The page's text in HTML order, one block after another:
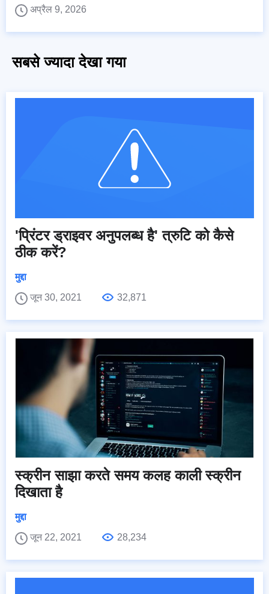
अप्रैल 9, 2026
सबसे ज्यादा देखा गया
'प्रिंटर ड्राइवर अनुपलब्ध है' त्रुटि को कैसे
ठीक करें?
मुद्दा
जून 30, 2021
32,871
स्क्रीन साझा करते समय कलह काली स्क्रीन
दिखाता है
मुद्दा
जून 22, 2021
28,234